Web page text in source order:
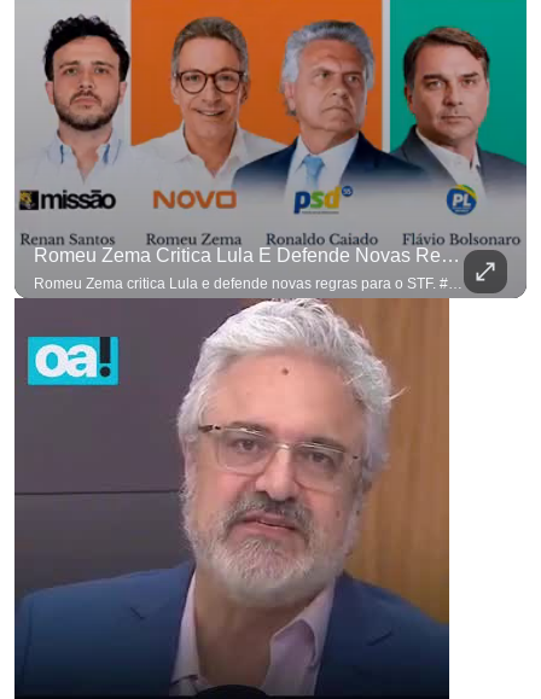
Romeu Zema Critica Lula E Defende Novas Regras Para O STF. #OAntagonista
Romeu Zema critica Lula e defende novas regras para o STF. #OAntagonista Se você busca informação com credibilidade, inscreva-se agora e ative o